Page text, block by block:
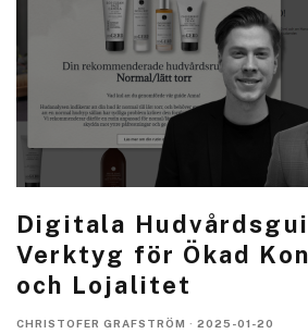
Digitala
Verktyg för Ökad
och Lojalitet
CHRISTOFER GRAFSTRÖM · 2025-01-20